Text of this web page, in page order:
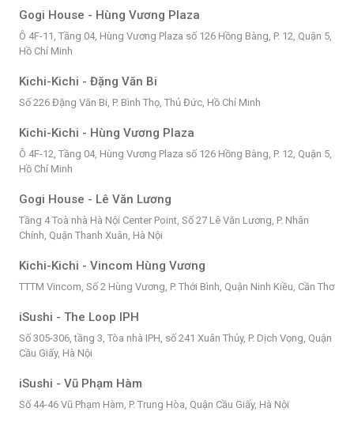
Gogi House - Hùng Vương Plaza
Ô 4F-11, Tầng 04, Hùng Vương Plaza số 126 Hồng Bàng, P. 12, Quận 5,
Hồ Chí Minh
Kichi-Kichi - Đặng Văn Bi
Số 226 Đặng Văn Bi, P. Bình Thọ, Thủ Đức, Hồ Chí Minh
Kichi-Kichi - Hùng Vương Plaza
Ô 4F-12, Tầng 04, Hùng Vương Plaza số 126 Hồng Bàng, P. 12, Quận 5,
Hồ Chí Minh
Gogi House - Lê Văn Lương
Tầng 4 Toà nhà Hà Nội Center Point, Số 27 Lê Văn Lương, P. Nhân
Chính, Quận Thanh Xuân, Hà Nội
Kichi-Kichi - Vincom Hùng Vương
TTTM Vincom, Số 2 Hùng Vương, P. Thới Bình, Quận Ninh Kiều, Cần Thơ
iSushi - The Loop IPH
Số 305-306, tầng 3, Tòa nhà IPH, số 241 Xuân Thủy, P. Dịch Vọng, Quận
Cầu Giấy, Hà Nội
iSushi - Vũ Phạm Hàm
Số 44-46 Vũ Phạm Hàm, P. Trung Hòa, Quận Cầu Giấy, Hà Nội